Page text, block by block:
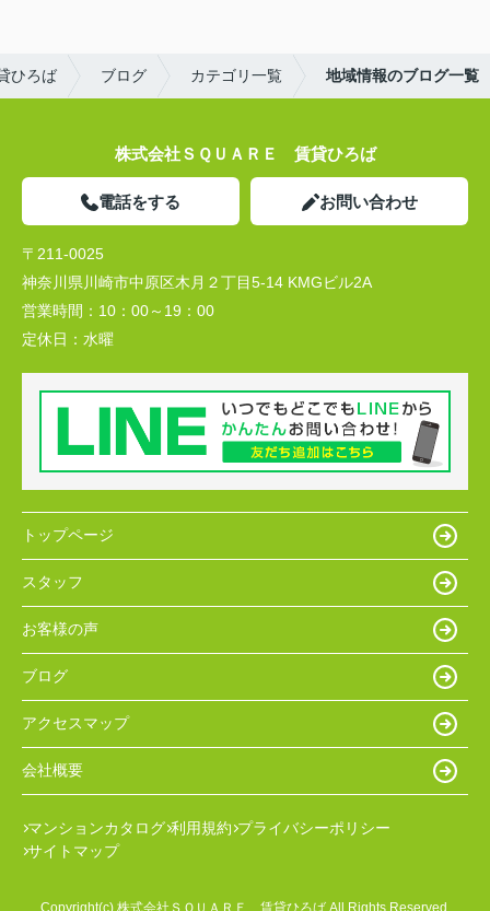
ひろば ブログ カテゴリ一覧 地域情報のブログ一覧
株式会社ＳＱＵＡＲＥ 賃貸ひろば
電話をする お問い合わせ
〒211-0025
神奈川県川崎市中原区木月２丁目5-14 KMGビル2A
営業時間： 10：00～19：00
定休日： 水曜
トップページ
スタッフ
お客様の声
ブログ
アクセスマップ
会社概要
マンションカタログ 利用規約 プライバシーポリシー
サイトマップ
Copyright(c) 株式会社ＳＱＵＡＲＥ 賃貸ひろば All Rights Reserved.